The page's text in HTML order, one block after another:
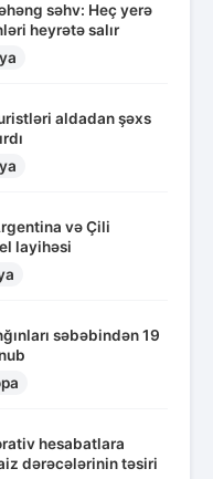
səhv: Heç yerə
heyrətə salır
aldadan şəxs
və Çili
layihəsi
səbəbindən 19
hesabatlara
dərəcələrinin təsiri